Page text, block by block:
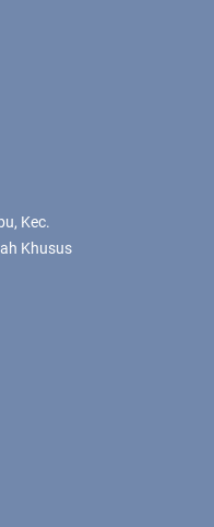
Kec.
Khusus